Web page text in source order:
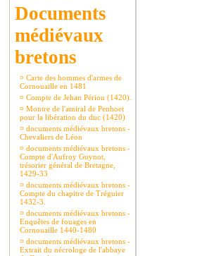
Documents
médiévaux
bretons
¤ Carte des hommes d'armes de
Cornouaille en 1481
¤ Compte de Jehan Périou (1420).
¤ Montre de l'amiral de Penhoet
pour la libération du duc (1420)
¤ documents médiévaux bretons -
Chevaliers de Léon
¤ documents médiévaux bretons -
Compte d'Aufroy Guynot,
trésorier général de Bretagne,
1429-33
¤ documents médiévaux bretons -
Compte du chapitre de Tréguier
1432-3.
¤ documents médiévaux bretons -
Enquêtes de fouages en
Cornouaille 1440-1480
¤ documents médiévaux bretons -
Extrait du nécrologe de l'abbaye